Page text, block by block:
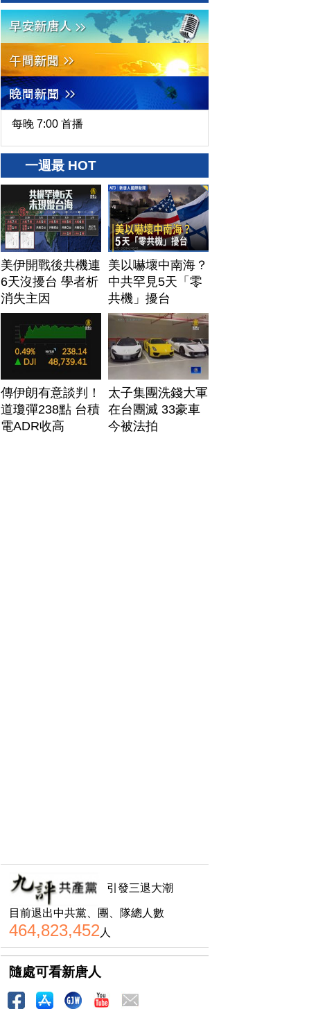
每晚 7:00 首播
一週最 HOT
美伊開戰後共機連
6天沒擾台 學者析
消失主因
美以嚇壞中南海？
中共罕見5天「零
共機」擾台
傳伊朗有意談判！
道瓊彈238點 台積
電ADR收高
太子集團洗錢大軍
在台團滅 33豪車
今被法拍
引發三退大潮
目前退出中共黨、團、隊總人數
464,823,452 人
隨處可看新唐人